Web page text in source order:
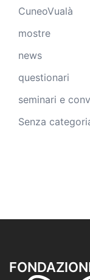
CuneoVualà
mostre
news
questionari
seminari e
Senza